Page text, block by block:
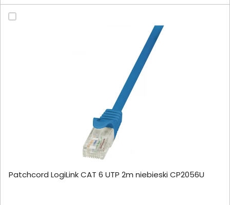
Patchcord LogiLink CAT 6 UTP 2m niebieski CP2056U